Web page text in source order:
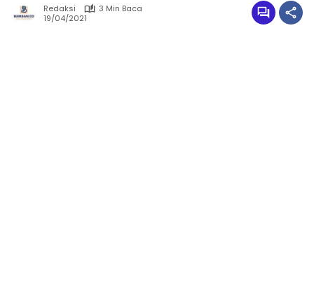
Redaksi
3 Min Baca
19/04/2021